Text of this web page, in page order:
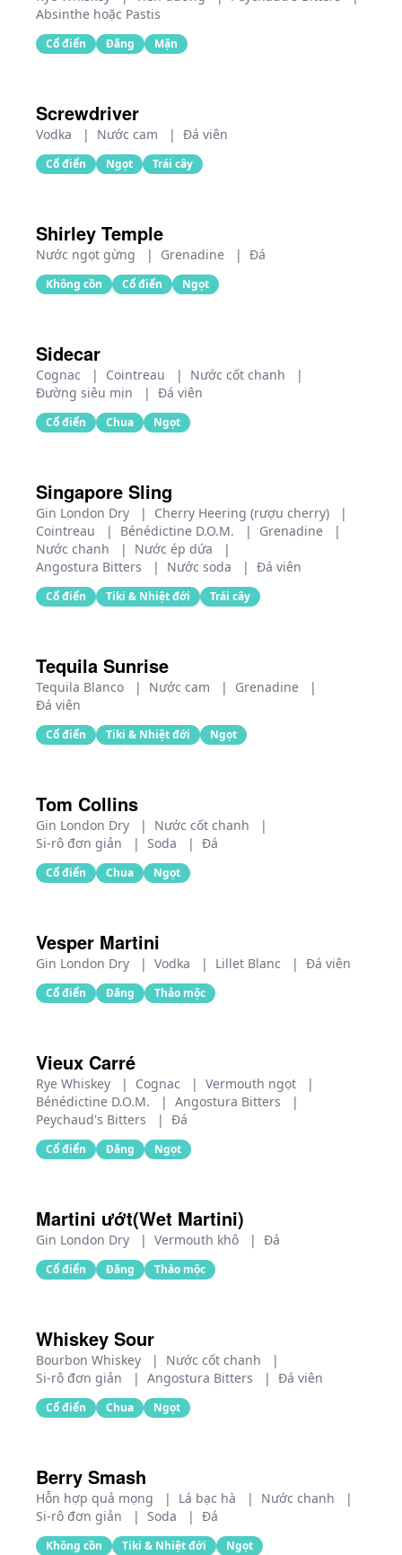
Absinthe hoặc Pastis
Cổ điển Đắng Mặn
Screwdriver
Vodka | Nước cam | Đá viên
Cổ điển Ngọt Trái cây
Shirley Temple
Nước ngọt gừng | Grenadine | Đá
Không cồn Cổ điển Ngọt
Sidecar
Cognac | Cointreau | Nước cốt chanh
|
Đường siêu mịn
| Đá viên
Cổ điển Chua Ngọt
Singapore Sling
Gin London Dry | Cherry Heering (rượu cherry)
|
Cointreau
| Bénédictine D.O.M. | Grenadine
|
Nước chanh
| Nước ép dứa
|
Angostura Bitters
| Nước soda | Đá viên
Cổ điển Tiki & Nhiệt đới Trái cây
Tequila Sunrise
Tequila Blanco | Nước cam | Grenadine
|
Đá viên
Cổ điển Tiki & Nhiệt đới Ngọt
Tom Collins
Gin London Dry | Nước cốt chanh
|
Si-rô đơn giản
| Soda | Đá
Cổ điển Chua Ngọt
Vesper Martini
Gin London Dry | Vodka | Lillet Blanc | Đá viên
Cổ điển Đắng Thảo mộc
Vieux Carré
Rye Whiskey | Cognac | Vermouth ngọt
|
Bénédictine D.O.M.
| Angostura Bitters
|
Peychaud's Bitters
| Đá
Cổ điển Đắng Ngọt
Martini ướt(Wet Martini)
Gin London Dry | Vermouth khô | Đá
Cổ điển Đắng Thảo mộc
Whiskey Sour
Bourbon Whiskey | Nước cốt chanh
|
Si-rô đơn giản
| Angostura Bitters | Đá viên
Cổ điển Chua Ngọt
Berry Smash
Hỗn hợp quả mọng | Lá bạc hà | Nước chanh
|
Si-rô đơn giản
| Soda | Đá
Không cồn Tiki & Nhiệt đới Ngọt